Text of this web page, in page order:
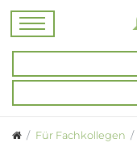
Für Fachkollegen